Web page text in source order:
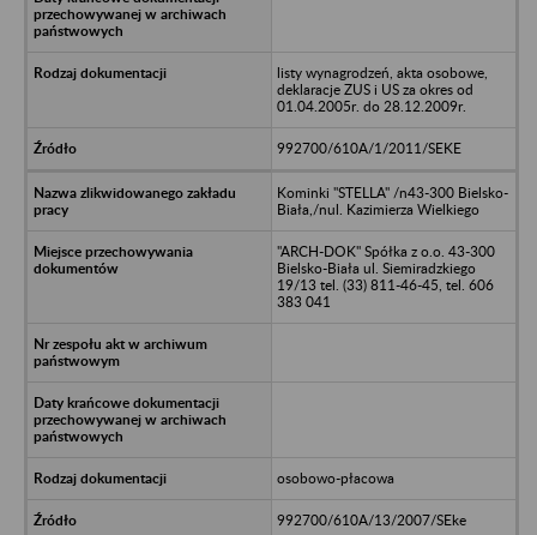
listy wynagrodzeń, akta osobowe,
deklaracje ZUS i US za okres od
01.04.2005r. do 28.12.2009r.
992700/610A/1/2011/SEKE
Kominki "STELLA" /n43-300 Bielsko-
Biała,/nul. Kazimierza Wielkiego
"ARCH-DOK" Spółka z o.o. 43-300
Bielsko-Biała ul. Siemiradzkiego
19/13 tel. (33) 811-46-45, tel. 606
383 041
osobowo-płacowa
992700/610A/13/2007/SEke